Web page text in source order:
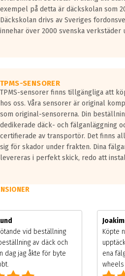
i över 50km/h brukar
kommer det finnas en
vita vågorna påvisar om det är ett tyst
tre svarta vågor uppnår de
exempel på detta är däckskolan som
Däckskolan drivs av Sveriges
innehar över 2000 svenska verkstäder
TPMS-SENSORER
TPMS-sensorer finns tillgängliga att
hos oss. Våra sensorer är original
som original-sensorerna. Din
dedikerade däck- och fälganläggning
certifierade av transportör. Det finns
sig för skador under frakten. Dina
levereras i perfekt skick, redo att
vid beställning
av däck och
dag jag åkte för byte
Köpte
ena